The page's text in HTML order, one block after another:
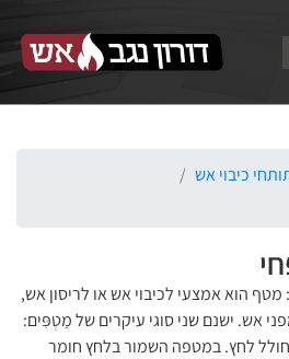
כיבוי אש
הוא אמצעי לכיבוי אש או לריסון אש,
אש. ישנם שני סוגי עיקרים של מַטְפִּים:
לחץ. במטפה השמור בלחץ חומר